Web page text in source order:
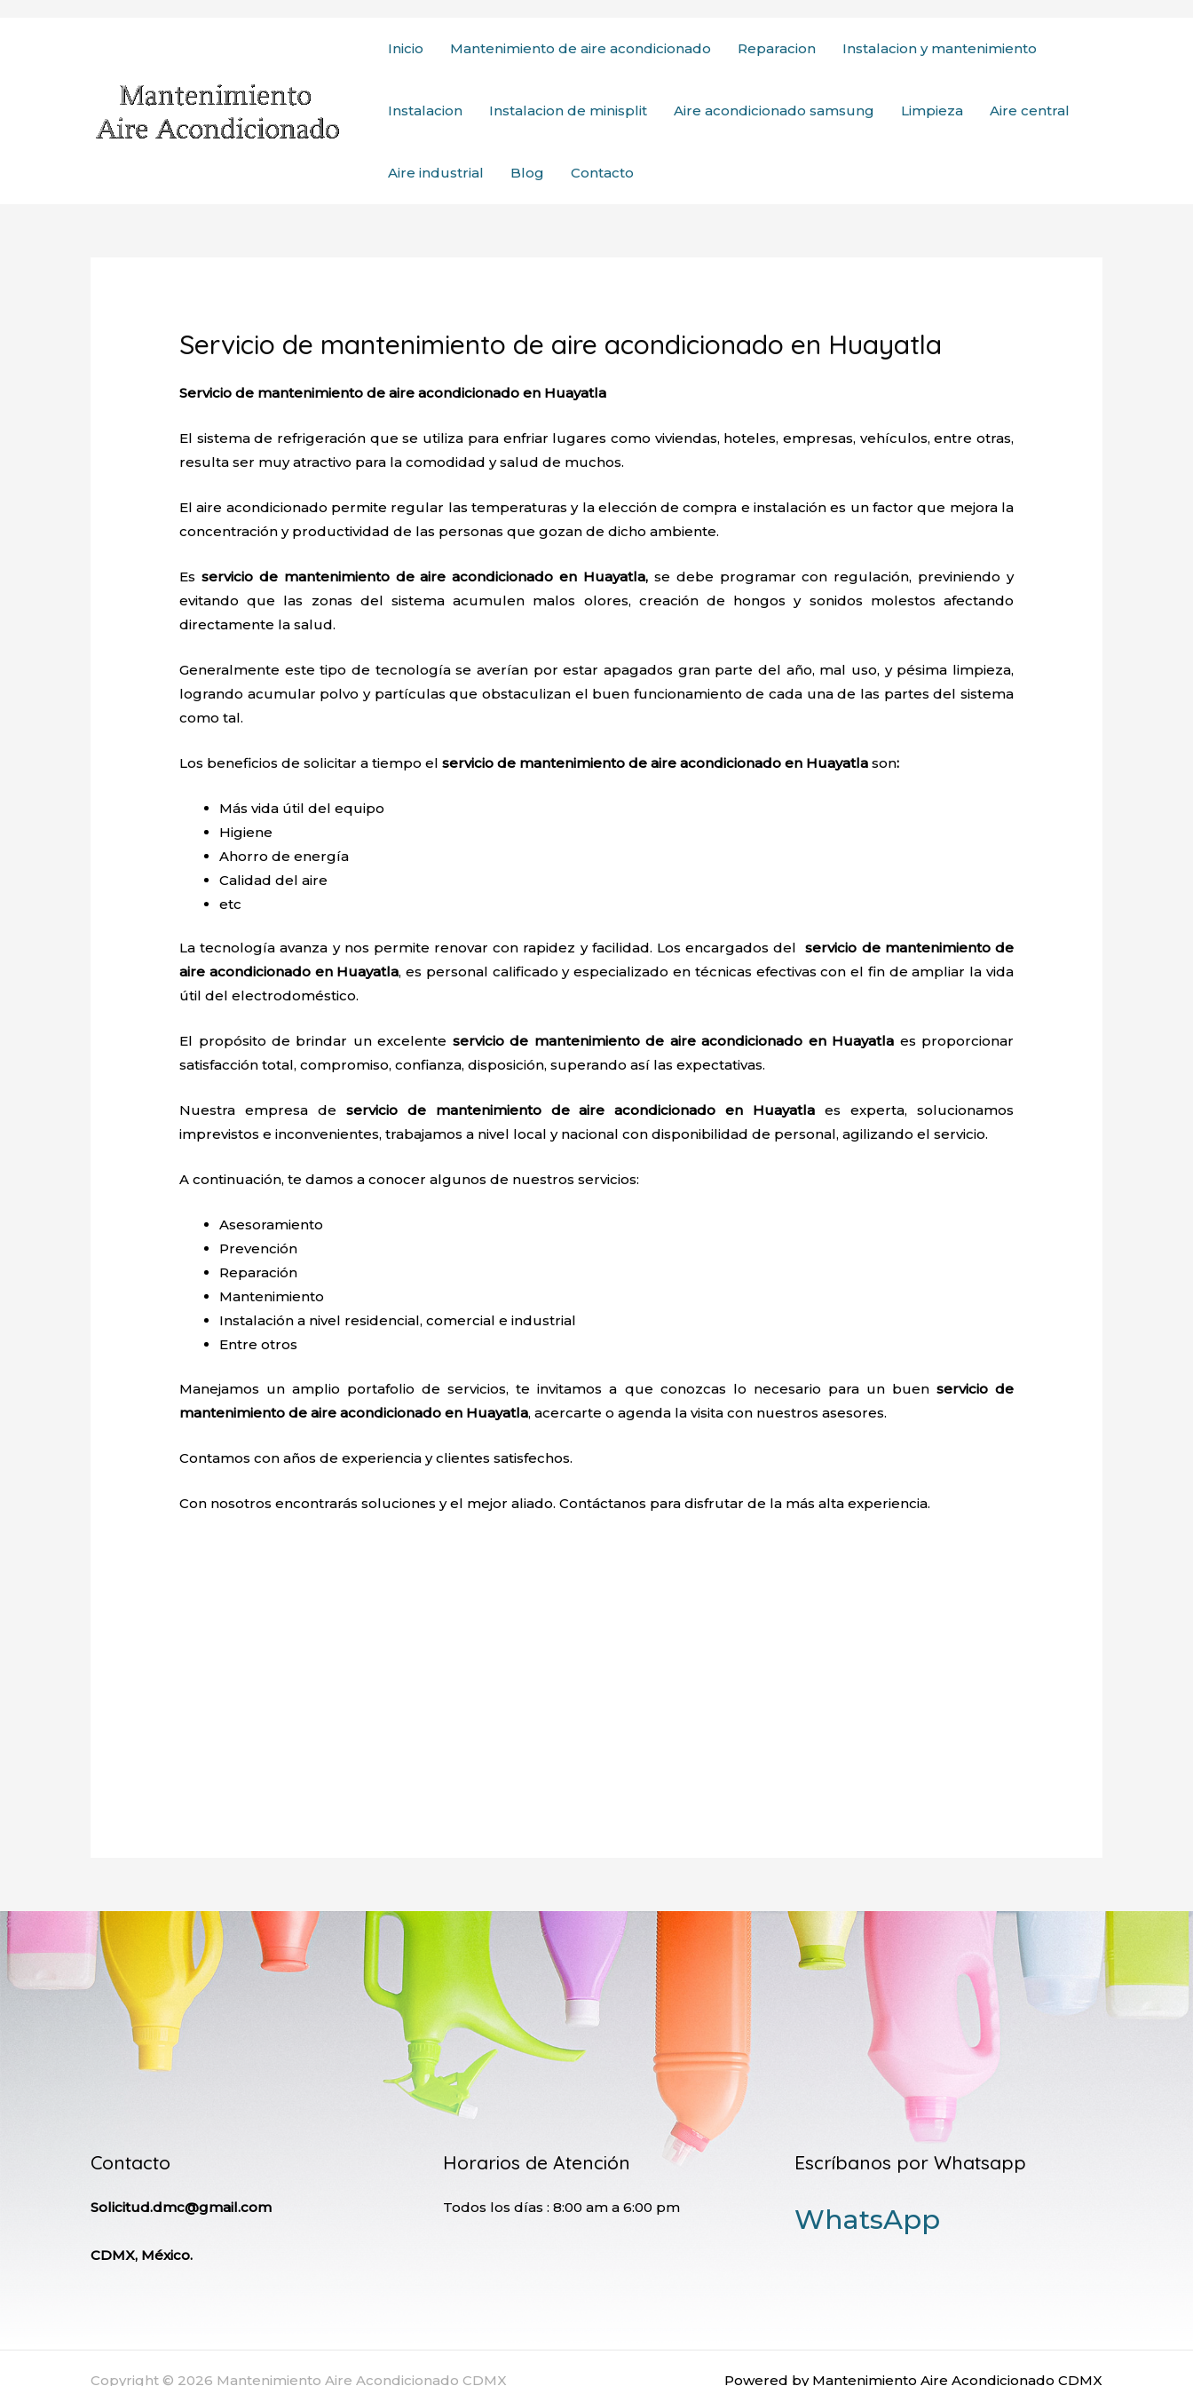
Inicio Mantenimiento de aire acondicionado Reparacion Instalacion y mantenimiento
Instalacion Instalacion de minisplit Aire acondicionado samsung Limpieza Aire central
Aire industrial Blog Contacto
Servicio de mantenimiento de aire acondicionado en Huayatla
Servicio de mantenimiento de aire acondicionado en Huayatla
El sistema de refrigeración que se utiliza para enfriar lugares como viviendas, hoteles, empresas, vehículos, entre otras,
resulta ser muy atractivo para la comodidad y salud de muchos.
El aire acondicionado permite regular las temperaturas y la elección de compra e instalación es un factor que mejora la
concentración y productividad de las personas que gozan de dicho ambiente.
Es servicio de mantenimiento de aire acondicionado en Huayatla,se debe programar con regulación, previniendo y
evitando que las zonas del sistema acumulen malos olores, creación de hongos y sonidos molestos afectando
directamente la salud.
Generalmente este tipo de tecnología se averían por estar apagados gran parte del año, mal uso, y pésima limpieza,
logrando acumular polvo y partículas que obstaculizan el buen funcionamiento de cada una de las partes del sistema
como tal.
Los beneficios de solicitar a tiempo elservicio de mantenimiento de aire acondicionado en Huayatlason:
Más vida útil del equipo
Higiene
Ahorro de energía
Calidad del aire
etc
La tecnología avanza y nos permite renovar con rapidez y facilidad. Los encargados delservicio de mantenimiento de
aire acondicionado en Huayatla, es personal calificado y especializado en técnicas efectivas con el fin de ampliar la vida
útil del electrodoméstico.
El propósito de brindar un excelente servicio de mantenimiento de aire acondicionado en Huayatla es proporcionar
satisfacción total, compromiso, confianza, disposición, superando así las expectativas.
Nuestra empresa de servicio de mantenimiento de aire acondicionado en Huayatla es experta, solucionamos
imprevistos e inconvenientes, trabajamos a nivel local y nacional con disponibilidad de personal, agilizando el servicio.
A continuación, te damos a conocer algunos de nuestros servicios:
Asesoramiento
Prevención
Reparación
Mantenimiento
Instalación a nivel residencial, comercial e industrial
Entre otros
Manejamos un amplio portafolio de servicios, te invitamos a que conozcas lo necesario para un buen servicio de
mantenimiento de aire acondicionado en Huayatla, acercarte o agenda la visita con nuestros asesores.
Contamos con años de experiencia y clientes satisfechos.
Con nosotros encontrarás soluciones y el mejor aliado. Contáctanos para disfrutar de la más alta experiencia.
Contacto
Solicitud.dmc@gmail.com
CDMX, México.
Horarios de Atención
Todos los días : 8:00 am a 6:00 pm
Escríbanos por Whatsapp
WhatsApp
Copyright © 2026 Mantenimiento Aire Acondicionado CDMX Powered by Mantenimiento Aire Acondicionado CDMX